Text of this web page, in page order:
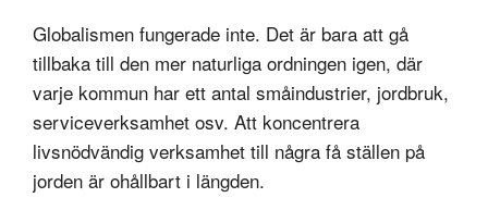
Globalismen fungerade inte. Det är bara att gå
tillbaka till den mer naturliga ordningen igen, där
varje kommun har ett antal småindustrier, jordbruk,
serviceverksamhet osv. Att koncentrera
livsnödvändig verksamhet till några få ställen på
jorden är ohållbart i längden.